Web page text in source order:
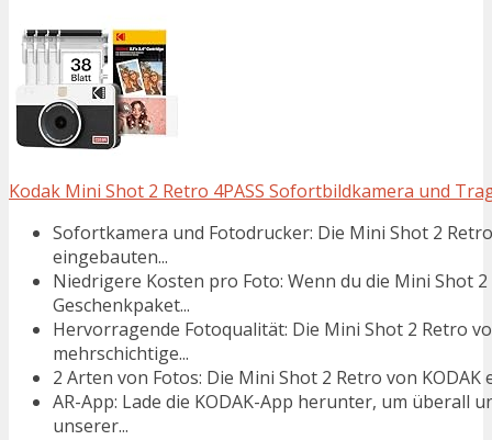
Kodak Mini Shot 2 Retro 4PASS Sofortbildkamera und
Sofortkamera und Fotodrucker: Die Mini Shot 2
eingebauten...
Niedrigere Kosten pro Foto: Wenn du die Mini Shot
Geschenkpaket...
Hervorragende Fotoqualität: Die Mini Shot 2 Retro
mehrschichtige...
2 Arten von Fotos: Die Mini Shot 2 Retro von
AR-App: Lade die KODAK-App herunter, um überall
unserer...